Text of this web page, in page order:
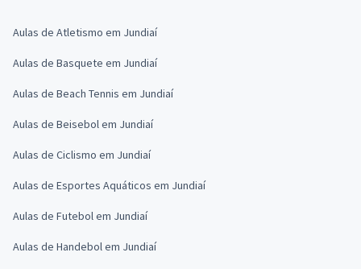
Aulas de Atletismo em Jundiaí
Aulas de Basquete em Jundiaí
Aulas de Beach Tennis em Jundiaí
Aulas de Beisebol em Jundiaí
Aulas de Ciclismo em Jundiaí
Aulas de Esportes Aquáticos em Jundiaí
Aulas de Futebol em Jundiaí
Aulas de Handebol em Jundiaí